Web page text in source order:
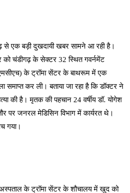
से एक बड़ी दुखदायी खबर सामने आ रही है।
को चंडीगढ़ के सेक्टर 32 स्थित गवर्नमेंट
के ट्रॉमा सेंटर के बाथरूम में एक
समाप्त कर ली। बताया जा रहा है कि डॉक्टर ने
की है। मृतक की पहचान 24 वर्षीय डॉ. योगेश
पर जनरल मेडिसिन विभाग में कार्यरत थे।
गया।
के ट्रॉमा सेंटर के शौचालय में खुद को